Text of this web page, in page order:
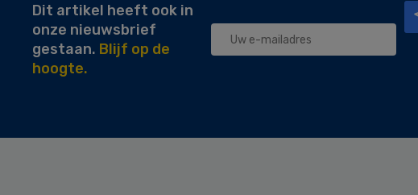
Dit artikel heeft ook in
onze nieuwsbrief
gestaan. Blijf op de
hoogte.